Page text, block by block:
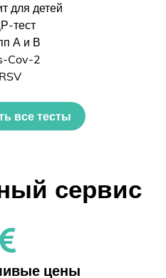
для детей
тест
А и В
Cov-2
все тесты
сервис
цены